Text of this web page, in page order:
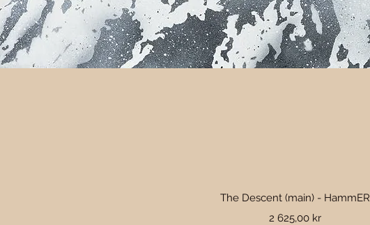
Hurtigvisning
The Descent (main) - HammER
Pris
2 625,00 kr